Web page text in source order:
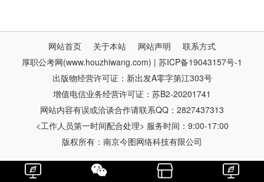
网站首页 关于本站 网站声明
联系方式
厚职公考网(www.houzhiwang.com) | 苏ICP备19043157号-1
出版物经营许可证：新出发A零字第江303号
增值电信业务经营许可证：苏B2-20201741
网站内容有误或洽谈合作请联系QQ：2827437313
<工作人员第一时间配合处理> 服务时间：9:00-17:00
版权所有：南京今图网络科技有限公司